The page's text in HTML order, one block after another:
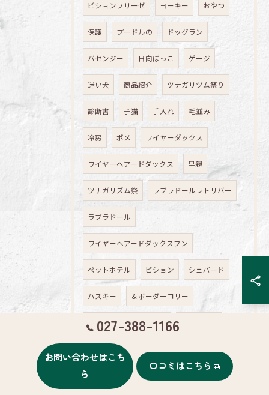
ビションフリーゼ ヨーキー おやつ
保護 プードルの ドッグラン
バセンジー 日向ぼっこ ゲージ
迷い犬 商品紹介 ツナガリヅム祭り
診断書 子猫 手入れ 毛並み
冷房 ポメ ワイヤーダックス
ワイヤーヘアードダックス 里親
ツナガリズム祭 ラブラドールレトリバー
ラブラドール
ワイヤーヘアードダックスフン
ペットホテル ビション シェパード
ハスキー ＆ボーダーコリー
ジャックラッセルテリア
ルームクリーニング
027-388-1166
お問い合わせはこち
ら
口コミはこちら